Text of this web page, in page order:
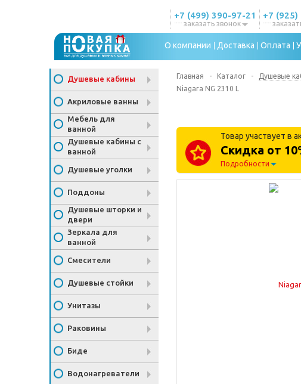
+7 (499) 390-97-21
заказать звонок
+7
О компании Доставка Оплата
Душевые кабины
Акриловые ванны
Мебель для
ванной
Душевые кабины с
ванной
Душевые уголки
Поддоны
Душевые шторки и
двери
Зеркала для
ванной
Смесители
Душевые стойки
Унитазы
Раковины
Биде
Водонагреватели
Главная - Каталог - Душевые
Niagara NG 2310 L
Товар участвует в
Скидка от
Подробности